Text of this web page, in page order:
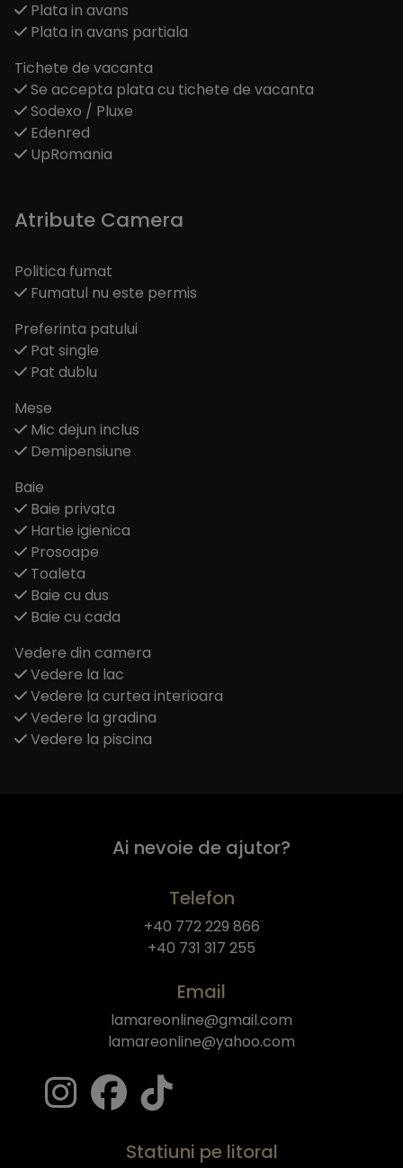
Plata in avans
Plata in avans partiala
Tichete de vacanta
Se accepta plata cu tichete de vacanta
Sodexo / Pluxe
Edenred
UpRomania
Atribute Camera
Politica fumat
Fumatul nu este permis
Preferinta patului
Pat single
Pat dublu
Mese
Mic dejun inclus
Demipensiune
Baie
Baie privata
Hartie igienica
Prosoape
Toaleta
Baie cu dus
Baie cu cada
Vedere din camera
Vedere la lac
Vedere la curtea interioara
Vedere la gradina
Vedere la piscina
Ai nevoie de ajutor?
Telefon
+40 772 229 866
+40 731 317 255
Email
lamareonline@gmail.com
lamareonline@yahoo.com
Statiuni pe litoral